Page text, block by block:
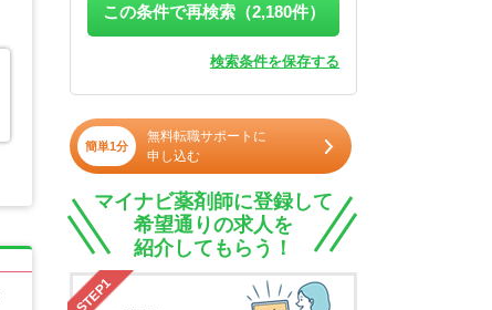
この条件で再検索（2,180件）
検索条件を保存する
簡単1分
無料転職サポートに
申し込む
マイナビ薬剤師に登録して
希望通りの求人を
紹介してもらう！
STEP1